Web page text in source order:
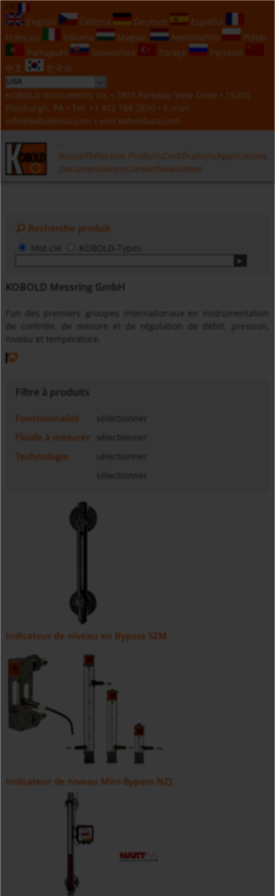
English
Čeština Deutsch
Español
Français
Italiano Magyar Nederlands
Polski
Português
Slovenčina Türkçe
Русский
中文
한국의
KOBOLD Instruments Inc • 1801 Parkway View Drive • 15205
Pittsburgh, PA • Tel:
+1 412 788 2830 • E-mail:
info@koboldusa.com • visit koboldusa.com
Accueil Sélection Produits CertificationsApplications
Documentations ContactNewsletter
Recherche produit
Mot-clé KOBOLD-Types
KOBOLD Messring GmbH
l'un des premiers groupes internationaux en instrumentation
de contrôle, de mesure et de régulation de débit, pression,
niveau et température.
Filtre à produits
Fonctionnalité
Fluide à mesurer
Technologie
Indicateur de niveau en Bypass SZM
Indicateur de niveau Mini-Bypass NZJ